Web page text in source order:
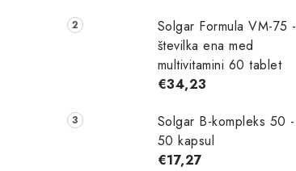
i
c
Solgar Formula VM-75 -
številka ena med
multivitamini 60 tablet
€34,23
Solgar B-kompleks 50 -
50 kapsul
€17,27